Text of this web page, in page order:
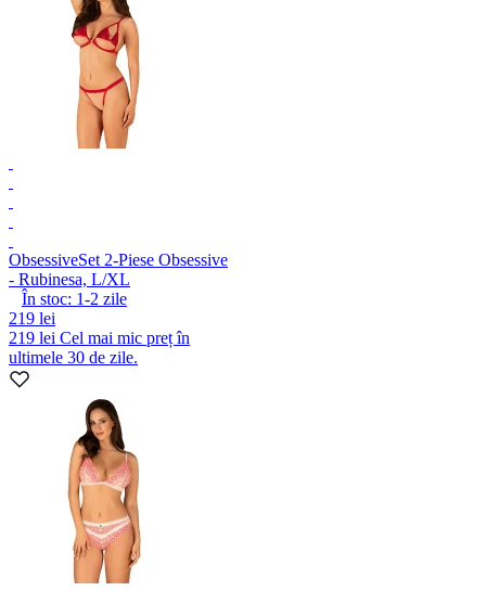
ObsessiveSet 2-Piese Obsessive
- Rubinesa, L/XL
În stoc: 1-2 zile
219 lei
219 lei Cel mai mic preț în
ultimele 30 de zile.